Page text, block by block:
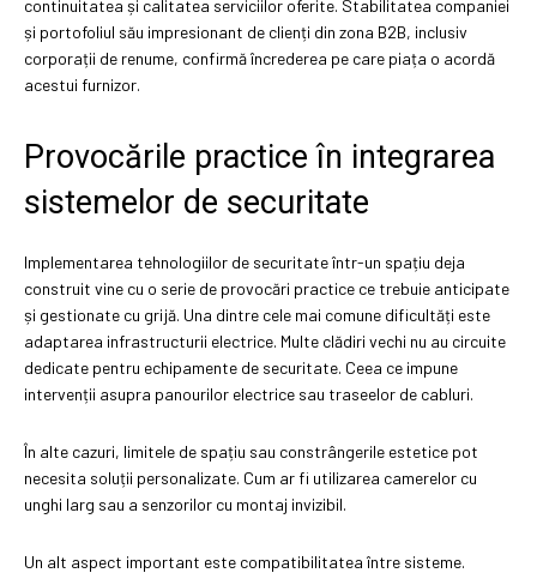
continuitatea și calitatea serviciilor oferite. Stabilitatea companiei
și portofoliul său impresionant de clienți din zona B2B, inclusiv
corporații de renume, confirmă încrederea pe care piața o acordă
acestui furnizor.
Provocările practice în integrarea
sistemelor de securitate
Implementarea tehnologiilor de securitate într-un spațiu deja
construit vine cu o serie de provocări practice ce trebuie anticipate
și gestionate cu grijă. Una dintre cele mai comune dificultăți este
adaptarea infrastructurii electrice. Multe clădiri vechi nu au circuite
dedicate pentru echipamente de securitate. Ceea ce impune
intervenții asupra panourilor electrice sau traseelor de cabluri.
În alte cazuri, limitele de spațiu sau constrângerile estetice pot
necesita soluții personalizate. Cum ar fi utilizarea camerelor cu
unghi larg sau a senzorilor cu montaj invizibil.
Un alt aspect important este compatibilitatea între sisteme.